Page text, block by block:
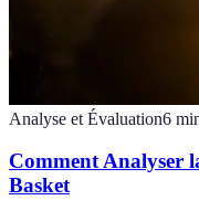
Analyse et Évaluation6
Comment Analyser
Basket